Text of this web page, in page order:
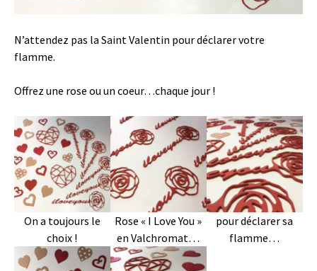
N’attendez pas la Saint Valentin pour déclarer votre
flamme.
Offrez une rose ou un coeur…chaque jour !
On a toujours le
choix !
Rose « I Love You »
en Valchromat…
pour déclarer sa
flamme…